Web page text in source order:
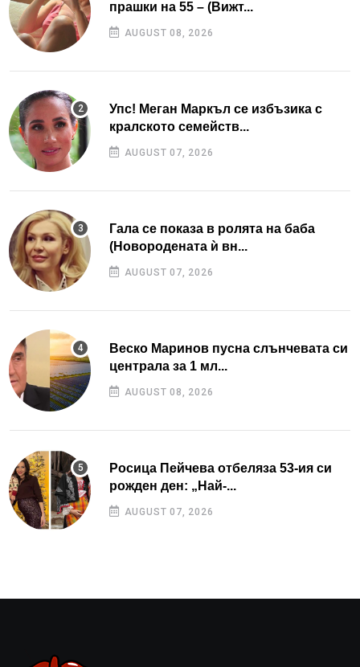
прашки на 55 – (Вижт...
AUGUST 08, 2026
Упс! Меган Маркъл се избъзика с
кралското семейств...
AUGUST 07, 2026
Гала се показа в ролята на баба
(Новородената ѝ вн...
AUGUST 07, 2026
Веско Маринов пусна слънчевата си
централа за 1 мл...
AUGUST 08, 2026
Росица Пейчева отбеляза 53-ия си
рожден ден: „Най-...
AUGUST 07, 2026